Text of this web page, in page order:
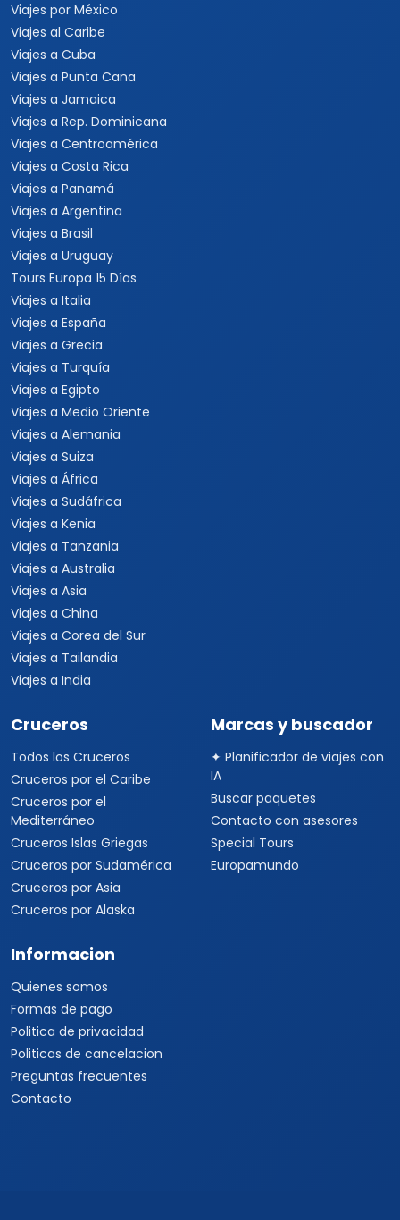
Viajes por México
Viajes al Caribe
Viajes a Cuba
Viajes a Punta Cana
Viajes a Jamaica
Viajes a Rep. Dominicana
Viajes a Centroamérica
Viajes a Costa Rica
Viajes a Panamá
Viajes a Argentina
Viajes a Brasil
Viajes a Uruguay
Tours Europa 15 Días
Viajes a Italia
Viajes a España
Viajes a Grecia
Viajes a Turquía
Viajes a Egipto
Viajes a Medio Oriente
Viajes a Alemania
Viajes a Suiza
Viajes a África
Viajes a Sudáfrica
Viajes a Kenia
Viajes a Tanzania
Viajes a Australia
Viajes a Asia
Viajes a China
Viajes a Corea del Sur
Viajes a Tailandia
Viajes a India
Cruceros
Todos los Cruceros
Cruceros por el Caribe
Cruceros por el
Mediterráneo
Cruceros Islas Griegas
Cruceros por Sudamérica
Cruceros por Asia
Cruceros por Alaska
Marcas y buscador
✦ Planificador de viajes con
IA
Buscar paquetes
Contacto con asesores
Special Tours
Europamundo
Informacion
Quienes somos
Formas de pago
Politica de privacidad
Politicas de cancelacion
Preguntas frecuentes
Contacto